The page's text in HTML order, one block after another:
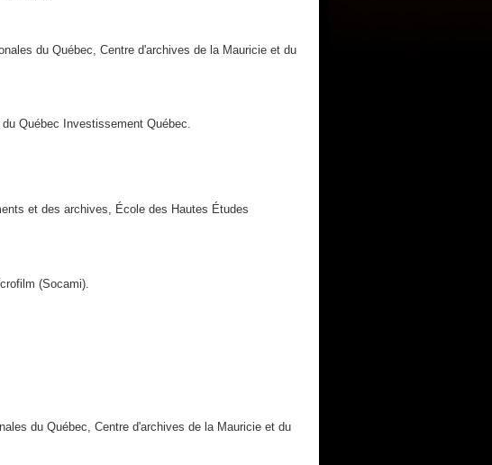
du Québec, Centre d'archives de la Mauricie et du
Québec Investissement Québec.
et des archives, École des Hautes Études
(Socami).
du Québec, Centre d'archives de la Mauricie et du